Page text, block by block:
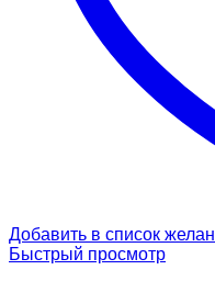
Добавить в список
Быстрый просмотр